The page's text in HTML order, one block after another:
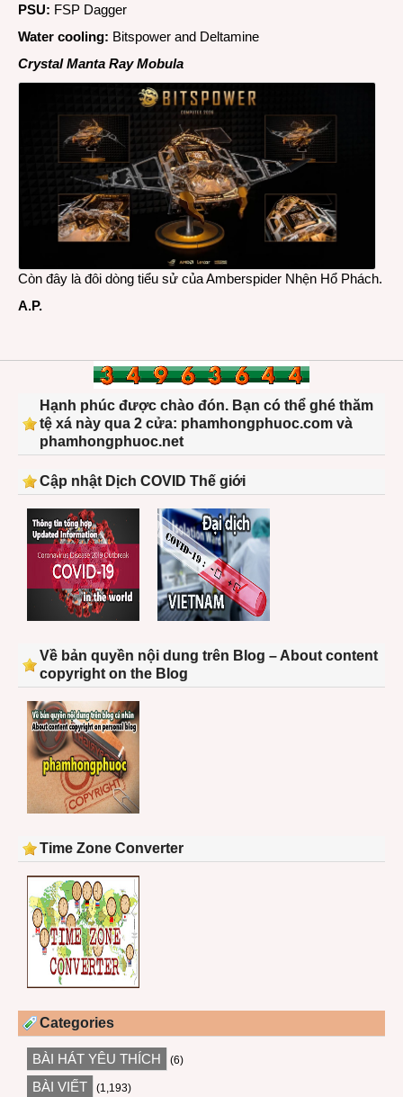
PSU: FSP Dagger
Water cooling: Bitspower and Deltamine
Crystal Manta Ray Mobula
Còn đây là đôi dòng tiểu sử của Amberspider Nhện Hổ Phách.
A.P.
Hạnh phúc được chào đón. Bạn có thể ghé thăm
tệ xá này qua 2 cửa: phamhongphuoc.com và
phamhongphuoc.net
Cập nhật Dịch COVID Thế giới
Về bản quyền nội dung trên Blog – About content
copyright on the Blog
Time Zone Converter
Categories
BÀI HÁT YÊU THÍCH (6)
BÀI VIẾT (1,193)